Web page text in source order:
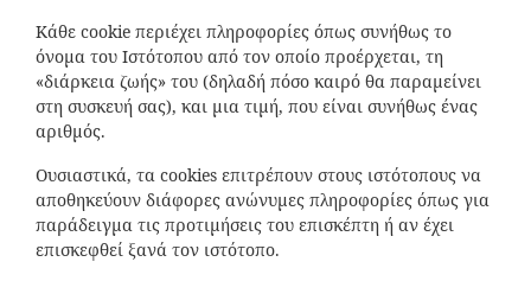
Κάθε cookie περιέχει πληροφορίες όπως συνήθως το
όνομα του Ιστότοπου από τον οποίο προέρχεται, τη
«διάρκεια ζωής» του (δηλαδή πόσο καιρό θα παραμείνει
στη συσκευή σας), και μια τιμή, που είναι συνήθως ένας
αριθμός.
Ουσιαστικά, τα cookies επιτρέπουν στους ιστότοπους να
αποθηκεύουν διάφορες ανώνυμες πληροφορίες όπως για
παράδειγμα τις προτιμήσεις του επισκέπτη ή αν έχει
επισκεφθεί ξανά τον ιστότοπο.